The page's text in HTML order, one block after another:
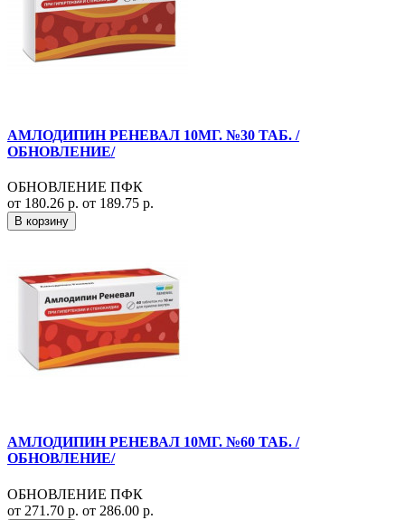
АМЛОДИПИН РЕНЕВАЛ 10МГ. №30 ТАБ. /
ОБНОВЛЕНИЕ/
ОБНОВЛЕНИЕ ПФК
от 180.26 р. от 189.75 р.
В корзину
АМЛОДИПИН РЕНЕВАЛ 10МГ. №60 ТАБ. /
ОБНОВЛЕНИЕ/
ОБНОВЛЕНИЕ ПФК
от 271.70 р. от 286.00 р.